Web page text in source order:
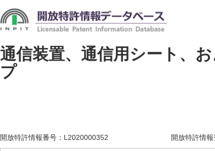
通信装置、通信用シート、
プ
開放特許情報番号： L2020000352 開放特許情報